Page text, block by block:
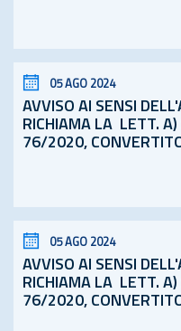
05 AGO 2024
AVVISO AI SENSI
RICHIAMA LA LETT. A)
76/2020,
05 AGO 2024
AVVISO AI SENSI
RICHIAMA LA LETT. A)
76/2020,